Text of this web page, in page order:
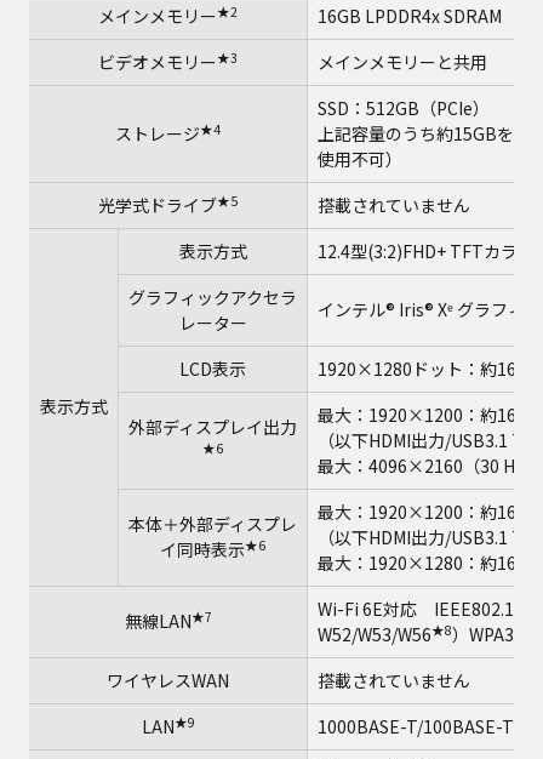
メインメモリー★2
16GB LPDDR4x SDRAM（
ビデオメモリー★3 メインメモリーと共用
ストレージ★4
SSD：512GB（PCIe）
上記容量のうち約15GBをリ
使用不可）
光学式ドライブ★5 搭載されていません
表示方式
表示方式
12.4型(3:2)FHD+ TFTカラー
グラフィックアクセラ
レーター
インテル® Iris® Xᵉ グラフィ
LCD表示 1920×1280ドット：約1677
外部ディスプレイ出力
★6
最大：1920×1200：約1677
（以下HDMI出力/USB3.1
最大：4096×2160（30 Hz/
本体＋外部ディスプレ
イ同時表示★6
最大：1920×1200：約1677
（以下HDMI出力/USB3.1
最大：1920×1280：約1677
無線LAN★7
Wi-Fi 6E対応
W52/W53/W56★8）WPA3、
ワイヤレスWAN
搭載されていません
LAN★9 1000BASE-T/100BASE-TX/